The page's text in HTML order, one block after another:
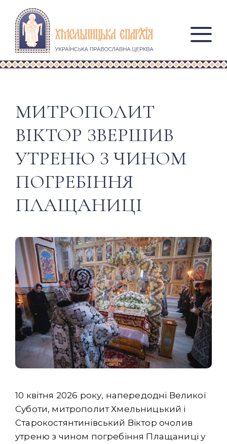
МИТРОПОЛИТ
ВІКТОР ЗВЕРШИВ
УТРЕНЮ З ЧИНОМ
ПОГРЕБІННЯ
ПЛАЩАНИЦІ
10 квітня 2026 року, напередодні Великої
Суботи, митрополит Хмельницький і
Старокостянтинівський Віктор очолив
утреню з чином погребіння Плащаниці у